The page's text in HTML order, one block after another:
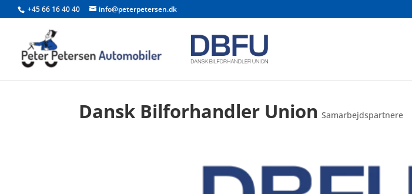
+45 66 16 40 40 info@peterpetersen.dk
Dansk Bilforhandler Union Samarbejdspartnere